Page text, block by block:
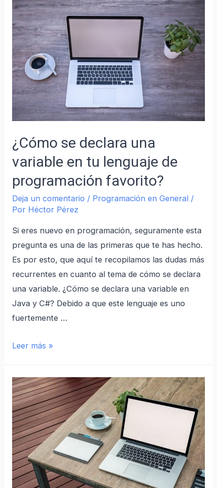
¿Cómo se declara una
variable en tu lenguaje de
programación favorito?
Deja un comentario / Programación en General /
Por Héctor Pérez
Si eres nuevo en programación, seguramente esta
pregunta es una de las primeras que te has hecho.
Es por esto, que aquí te recopilamos las dudas más
recurrentes en cuanto al tema de cómo se declara
una variable. ¿Cómo se declara una variable en
Java y C#? Debido a que este lenguaje es uno
fuertemente …
Leer más »